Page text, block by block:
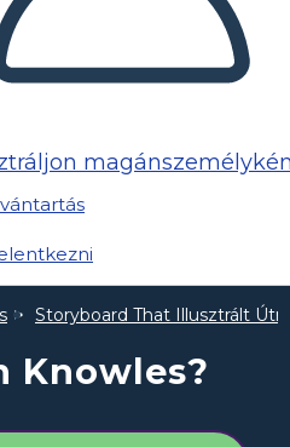
Storyboard That Illusztrált
Knowles?